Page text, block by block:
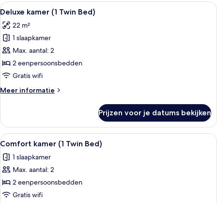
queensize
Alle
foto's
voor
Deluxe
kamer
(1
Twin
laden
Een hotelkamer met een groot bed,
5
Deluxe kamer (1 Twin Bed)
22 m²
1 slaapkamer
Max. aantal: 2
2 eenpersoonsbedden
Gratis wifi
Meer informatie
Meer
kamer
(1
Twin
Prijzen voor je datums bekijken
Alle
foto's
voor
Comfort
kamer
(1
Een hotelsafe met een keypad en
5
Comfort kamer (1 Twin Bed)
1 slaapkamer
Max. aantal: 2
2 eenpersoonsbedden
Gratis wifi